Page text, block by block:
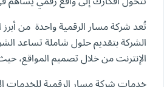
تُعد شركة مسار الرقمية واحدة من
الشركة بتقديم حلول شاملة تساعد
الإنترنت من خلال تصميم المواقع،